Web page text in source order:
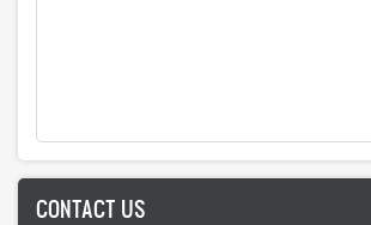
CONTACT US